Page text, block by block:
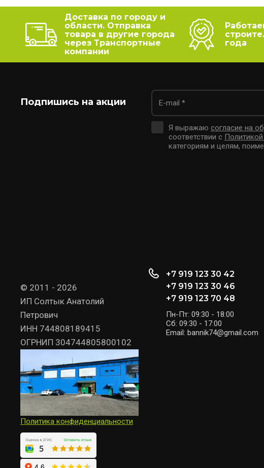
Доставка по городу и
области. Отправка
товара в другие города
через Транспортные
компании
года
Подпишись на акции
Я выражаю согласие на
соответствии с
категориям и целям,
© 2011 - 2026
ИП Солтык Анатолий
Петрович
ИНН 744808189415
ОГРНИП 304744805800102
Политика конфиденциальности
+7 919 123 30 42
+7 919 123 30 46
+7 919 123 70 48
Пн-Пт: 09:30 - 18:00
Сб: 09:30 - 17:00
Email: bannik74@gmail.com